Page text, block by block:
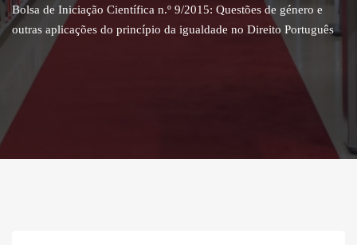
Bolsa de Iniciação Científica n.º 9/2015: Questões de género e
outras aplicações do princípio da igualdade no Direito Português